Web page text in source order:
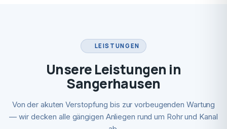
LEISTUNGEN
Unsere Leistungen in
Sangerhausen
Von der akuten Verstopfung bis zur vorbeugenden Wartung
— wir decken alle gängigen Anliegen rund um Rohr und Kanal